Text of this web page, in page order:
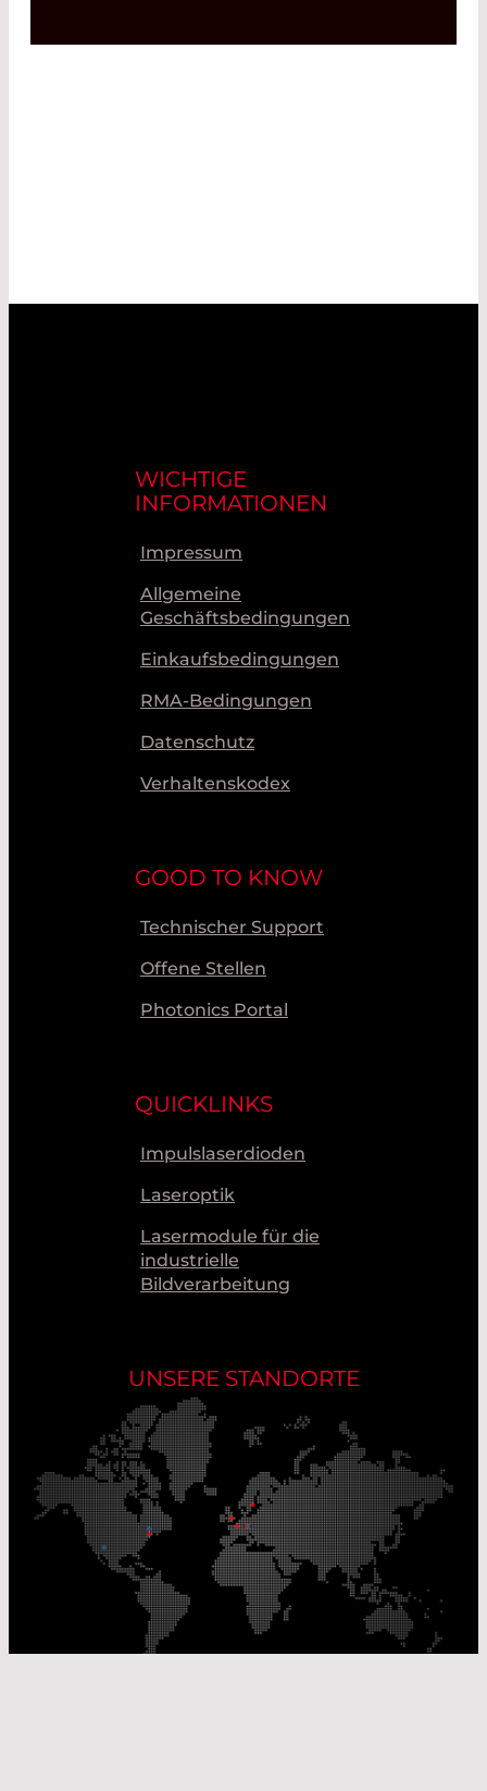
WICHTIGE
INFORMATIONEN
Impressum
Allgemeine
Geschäftsbedingungen
Einkaufsbedingungen
RMA-Bedingungen
Datenschutz
Verhaltenskodex
GOOD TO KNOW
Technischer Support
Offene Stellen
Photonics Portal
QUICKLINKS
Impulslaserdioden
Laseroptik
Lasermodule für die
industrielle
Bildverarbeitung
UNSERE STANDORTE